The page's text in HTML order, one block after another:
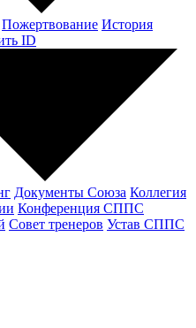
Пожертвование История
ID
Документы Cоюза Коллегия
Конференция СППС
Совет тренеров Устав СППС